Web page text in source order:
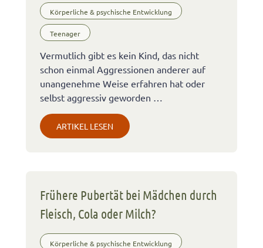
Körperliche & psychische Entwicklung
Teenager
Vermutlich gibt es kein Kind, das nicht
schon einmal Aggressionen anderer auf
unangenehme Weise erfahren hat oder
selbst aggressiv geworden …
ARTIKEL LESEN
Frühere Pubertät bei Mädchen durch
Fleisch, Cola oder Milch?
Körperliche & psychische Entwicklung